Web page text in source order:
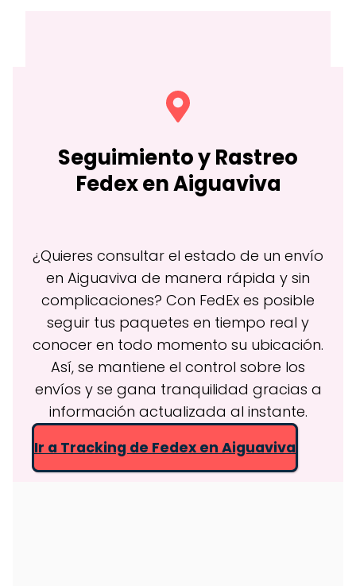
Seguimiento y Rastreo
Fedex en Aiguaviva
¿Quieres consultar el estado de un envío
en Aiguaviva de manera rápida y sin
complicaciones? Con FedEx es posible
seguir tus paquetes en tiempo real y
conocer en todo momento su ubicación.
Así, se mantiene el control sobre los
envíos y se gana tranquilidad gracias a
información actualizada al instante.
Ir a Tracking de Fedex en Aiguaviva